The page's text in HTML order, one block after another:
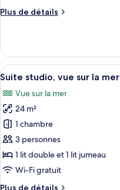
chambre :
(Family)
Plus de détails
Plus
Chambre
supérieure
(Family)
Afficher
toutes
les
photos
pour
ce
type
de
chambre :
7
Suite studio, vue sur la
Vue sur la mer
24 m²
1 chambre
3 personnes
1 lit double et 1 lit jumeau
Wi-Fi gratuit
Plus de détails
Plus